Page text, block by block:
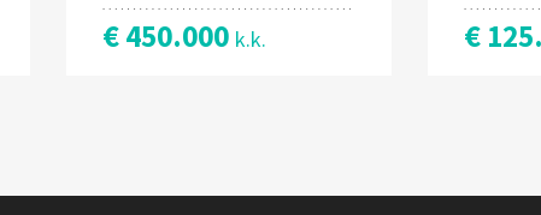
€ 450.000 k.k. €